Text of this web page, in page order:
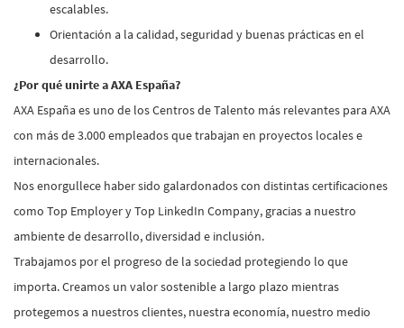
escalables.
Orientación a la calidad, seguridad y buenas prácticas en el
desarrollo.
¿Por qué unirte a AXA España?
AXA España es uno de los Centros de Talento más relevantes para AXA
con más de 3.000 empleados que trabajan en proyectos locales e
internacionales.
Nos enorgullece haber sido galardonados con distintas certificaciones
como Top Employer y Top LinkedIn Company, gracias a nuestro
ambiente de desarrollo, diversidad e inclusión.
Trabajamos por el progreso de la sociedad protegiendo lo que
importa. Creamos un valor sostenible a largo plazo mientras
protegemos a nuestros clientes, nuestra economía, nuestro medio